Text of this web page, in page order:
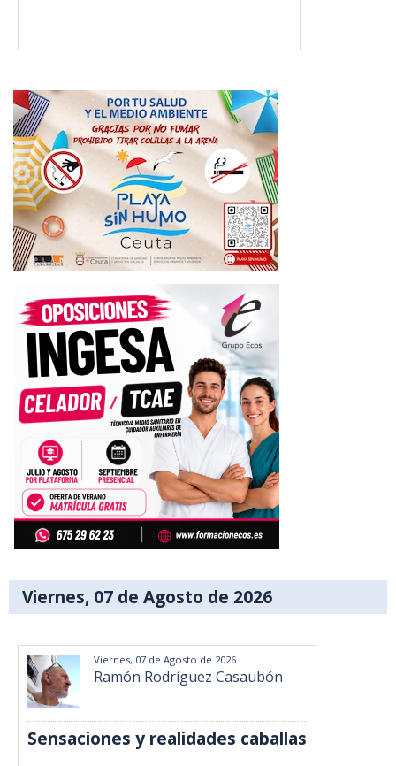
Viernes, 07 de Agosto de 2026
Viernes, 07 de Agosto de 2026
Ramón Rodríguez Casaubón
Sensaciones y realidades caballas